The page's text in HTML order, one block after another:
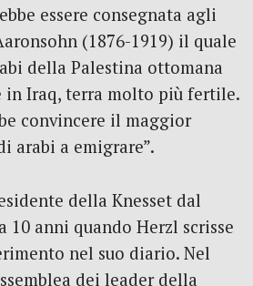
essere consegnata agli
(1876-1919) il quale
della Palestina ottomana
in Iraq, terra molto più fertile.
convincere il maggior
arabi a emigrare”.
della Knesset dal
10 anni quando Herzl scrisse
nel suo diario. Nel
dei leader della